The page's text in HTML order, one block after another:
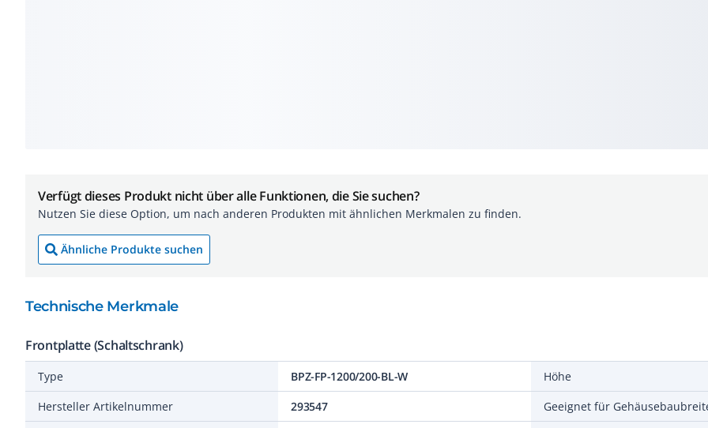
Verfügt dieses Produkt nicht über alle Funktionen, die Sie suchen?
Nutzen Sie diese Option, um nach anderen Produkten mit ähnlichen Merkmalen zu finden.
Ähnliche Produkte suchen
Technische Merkmale
Frontplatte (Schaltschrank)
Type
BPZ-FP-1200/200-BL-W
Hersteller Artikelnummer
293547
Höhe
Geeignet für